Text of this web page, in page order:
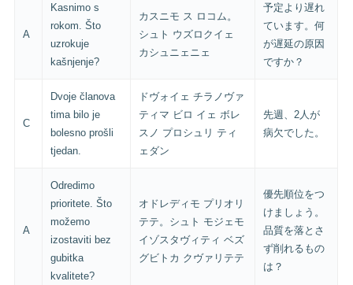
A
Kasnimo s
rokom. Što
uzrokuje
kašnjenje?
カスニモ ス ロコム。
シュト ウズロクイェ
カシュニェニェ
予定より遅れ
ています。何
が遅延の原因
ですか？
C
Dvoje članova
tima bilo je
bolesno prošli
tjedan.
ドヴォイェ チラノヴァ
ティマ ビロ イェ ボレ
スノ プロシュリ ティ
ェダン
先週、2人が
病欠でした。
A
Odredimo
prioritete. Što
možemo
izostaviti bez
gubitka
kvalitete?
オドレディモ プリオリ
テテ。シュト モジェモ
イゾスタヴィティ ベズ
グビトカ クヴァリテテ
優先順位をつ
けましょう。
品質を落とさ
ず削れるもの
は？